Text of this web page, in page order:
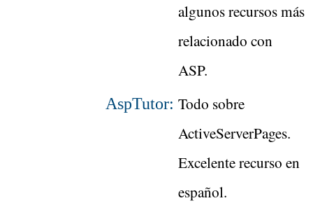
algunos recursos más
relacionado con
ASP.
AspTutor: Todo sobre
ActiveServerPages.
Excelente recurso en
español.